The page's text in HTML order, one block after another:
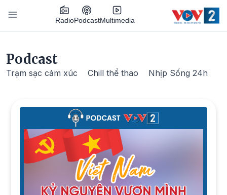
Nhảy đến nội dung
RadioPodcastMultimedia
Podcast
Trạm sạc cảm xúc Chill thể thao Nhịp Sống 24h